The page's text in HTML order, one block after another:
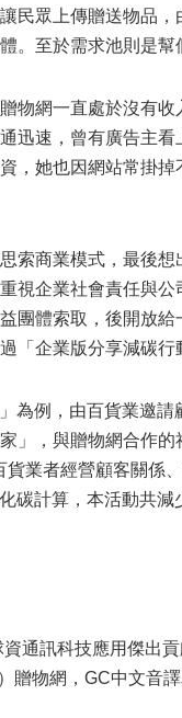
民眾上傳贈送物品
。至於需求池則是
物網一直處於沒有
迅速，曾有廣告主
，她也因網站常掛
索商業模式，最後
視企業社會責任與
團體索取，後開放
「企業版分享減碳行
為例，由百貨業邀
」，與贈物網合作
業者經營顧客關係
碳計算，本活動共
通訊科技應用傑出
物網，GC中文音